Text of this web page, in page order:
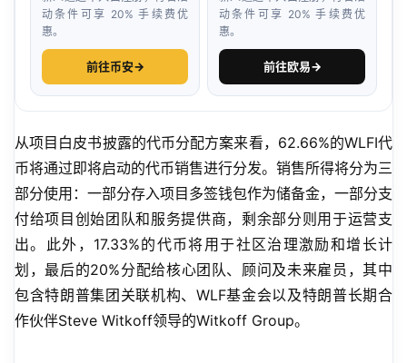
动条件可享 20% 手续费优
惠。
前往币安→
动条件可享 20% 手续费优
惠。
前往欧易→
从项目白皮书披露的代币分配方案来看，62.66%的WLFI代
币将通过即将启动的代币销售进行分发。销售所得将分为三
部分使用：一部分存入项目多签钱包作为储备金，一部分支
付给项目创始团队和服务提供商，剩余部分则用于运营支
出。此外，17.33%的代币将用于社区治理激励和增长计
划，最后的20%分配给核心团队、顾问及未来雇员，其中
包含特朗普集团关联机构、WLF基金会以及特朗普长期合
作伙伴Steve Witkoff领导的Witkoff Group。